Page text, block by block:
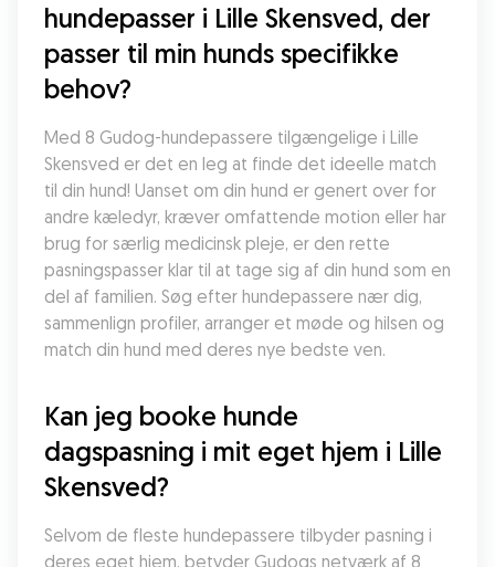
hundepasser i Lille Skensved, der
passer til min hunds specifikke
behov?
Med 8 Gudog-hundepassere tilgængelige i Lille
Skensved er det en leg at finde det ideelle match
til din hund! Uanset om din hund er genert over for
andre kæledyr, kræver omfattende motion eller har
brug for særlig medicinsk pleje, er den rette
pasningspasser klar til at tage sig af din hund som en
del af familien. Søg efter hundepassere nær dig,
sammenlign profiler, arranger et møde og hilsen og
match din hund med deres nye bedste ven.
Kan jeg booke hunde
dagspasning i mit eget hjem i Lille
Skensved?
Selvom de fleste hundepassere tilbyder pasning i
deres eget hjem, betyder Gudogs netværk af 8